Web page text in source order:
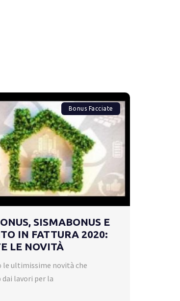
Bonus Facciate
SISMABONUS E
IN FATTURA 2020:
LE NOVITÀ
le ultimissime novità che
dai lavori per la